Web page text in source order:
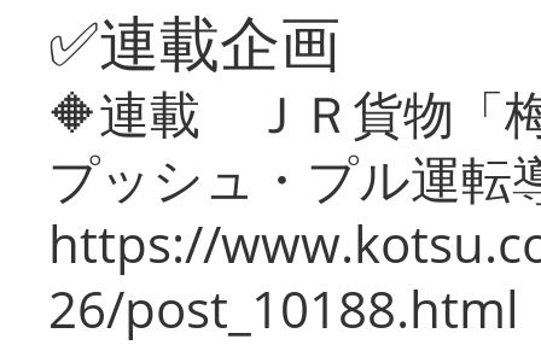
✅連載企画
🔶連載 ＪＲ貨物「
プッシュ・プル運転
https://
26/post_10188.html